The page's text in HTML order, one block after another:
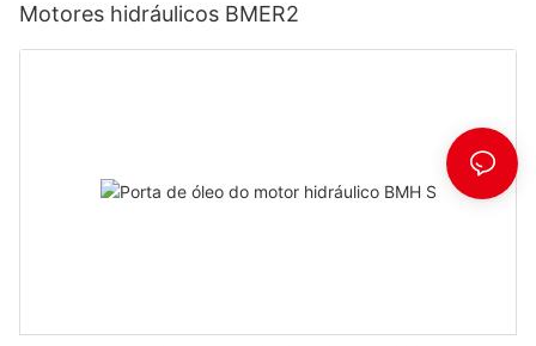
Motores hidráulicos BMER2